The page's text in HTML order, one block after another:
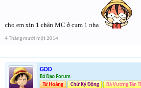
cho em xin 1 chân MC ở cụm 1 nha
4 Tháng mười một 2014
GOD
Bá Đạo Forum
Tứ Hoàng
Chữ Ký Động Bá Vương Tân